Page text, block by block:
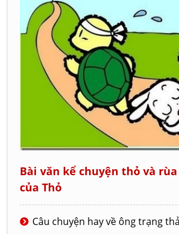
Bài văn kể chuyện thỏ và
của Thỏ
Câu chuyện hay về ông trạng